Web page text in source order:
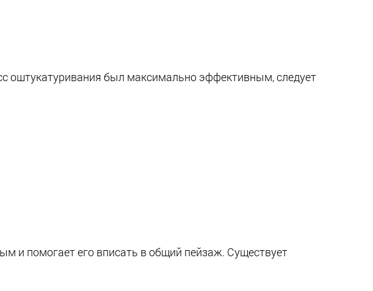
оштукатуривания был максимально эффективным, следует
и помогает его вписать в общий пейзаж. Существует